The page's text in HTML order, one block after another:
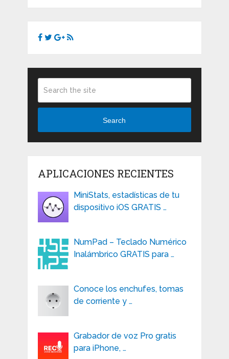
Search
APLICACIONES RECIENTES
MiniStats, estadísticas de tu
dispositivo iOS GRATIS …
NumPad – Teclado Numérico
Inalámbrico GRATIS para …
Conoce los enchufes, tomas
de corriente y …
Grabador de voz Pro gratis
para iPhone, …